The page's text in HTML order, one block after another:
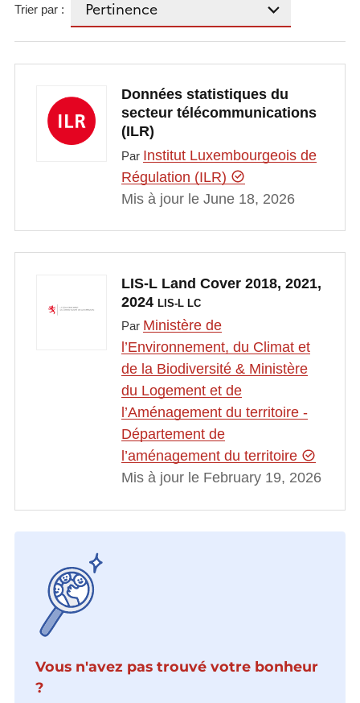
Trier par :
Données statistiques du
secteur télécommunications
(ILR)
Par Institut Luxembourgeois de
Régulation (ILR)
Mis à jour le June 18, 2026
LIS-L Land Cover 2018, 2021,
2024 LIS-L LC
Par Ministère de
l’Environnement, du Climat et
de la Biodiversité & Ministère
du Logement et de
l’Aménagement du territoire -
Département de
l’aménagement du territoire
Mis à jour le February 19, 2026
Vous n'avez pas trouvé votre bonheur
?